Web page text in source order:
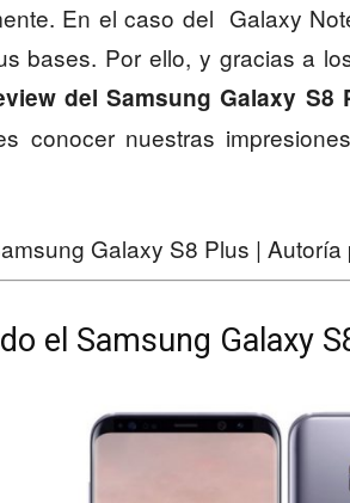
En el caso del Galaxy
bases. Por ello, y gracias a
del Samsung Galaxy S8
conocer nuestras
Galaxy S8 Plus | Autoría
el Samsung Galaxy